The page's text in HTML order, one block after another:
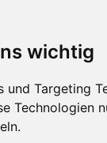
wichtig
Targeting
Technologien